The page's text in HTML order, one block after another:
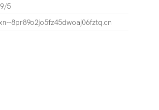
5
8pr89o2jo5fz45dwoaj06fztq.cn